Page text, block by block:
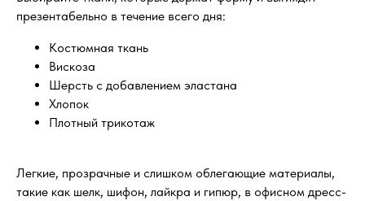
презентабельно в течение всего дня:
Костюмная ткань
Вискоза
Шерсть с добавлением эластана
Хлопок
Плотный трикотаж
Легкие, прозрачные и слишком облегающие материалы,
такие как шелк, шифон, лайкра и гипюр, в офисном дресс-